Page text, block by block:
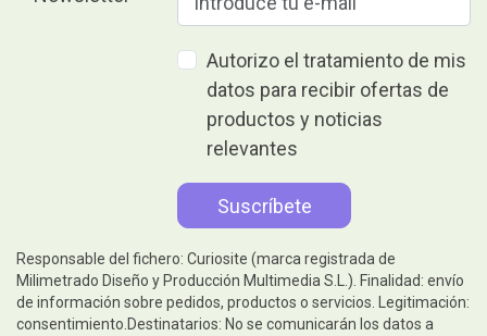
Autorizo el tratamiento de mis
datos para recibir ofertas de
productos y noticias
relevantes
Responsable del fichero: Curiosite (marca registrada de
Milimetrado Diseño y Producción Multimedia S.L.). Finalidad: envío
de información sobre pedidos, productos o servicios. Legitimación:
consentimiento.Destinatarios: No se comunicarán los datos a